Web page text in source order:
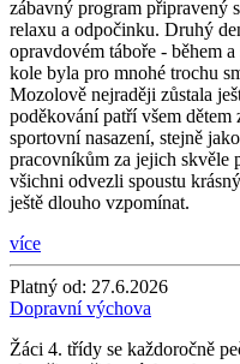
zábavný program připravený
relaxu a odpočinku. Druhý
opravdovém táboře - během
kole byla pro mnohé trochu
Mozolově nejraději zůstala
poděkování patří všem
sportovní nasazení, stejně
pracovníkům za jejich skvěle
všichni odvezli spoustu
ještě dlouho vzpomínat.
více
Platný od: 27.6.2026
Dopravní výchova
Žáci 4. třídy se každoročně